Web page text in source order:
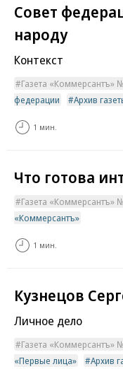
Совет
народу
Контекст
Газета «Коммерсантъ»
федерации
Архив
1 мин.
Что готова
Газета «Коммерсантъ»
«Коммерсантъ»
1 мин.
Кузнецов
Личное дело
Газета «Коммерсантъ»
«Первые лица»
Архив